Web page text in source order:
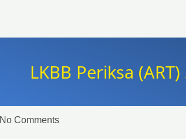
LKBB Periksa
No Comments